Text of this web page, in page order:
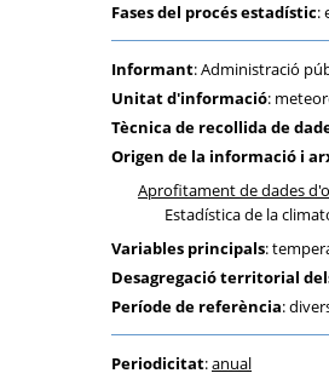
Fases del procés estadístic:
Informant: Administració
Unitat d'informació:
Tècnica de recollida de
Origen de la informació i
Aprofitament de dades
Estadística de la
Variables principals:
Desagregació territorial
Període de referència:
Periodicitat:anual